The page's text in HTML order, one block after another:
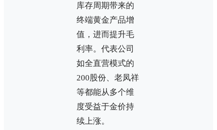
库存周期带来的
终端黄金产品增
值，进而提升毛
利率。代表公司
如全直营模式的
200股份、老凤祥
等都能从多个维
度受益于金价持
续上涨。